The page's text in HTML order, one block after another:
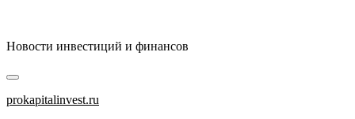
Новости инвестиций и финансов
Основное
меню
prokapitalinvest.ru